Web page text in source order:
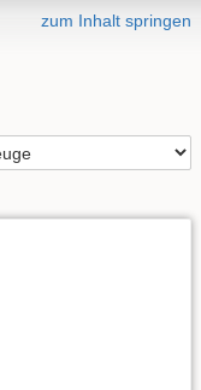
zum Inhalt springen